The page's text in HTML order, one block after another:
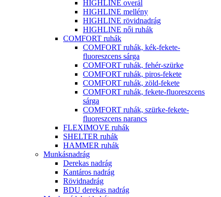
HIGHLINE overál
HIGHLINE mellény
HIGHLINE rövidnadrág
HIGHLINE női ruhák
COMFORT ruhák
COMFORT ruhák, kék-fekete-
fluoreszcens sárga
COMFORT ruhák, fehér-szürke
COMFORT ruhák, piros-fekete
COMFORT ruhák, zöld-fekete
COMFORT ruhák, fekete-fluoreszcens
sárga
COMFORT ruhák, szürke-fekete-
fluoreszcens narancs
FLEXIMOVE ruhák
SHELTER ruhák
HAMMER ruhák
Munkásnadrág
Derekas nadrág
Kantáros nadrág
Rövidnadrág
BDU derekas nadrág